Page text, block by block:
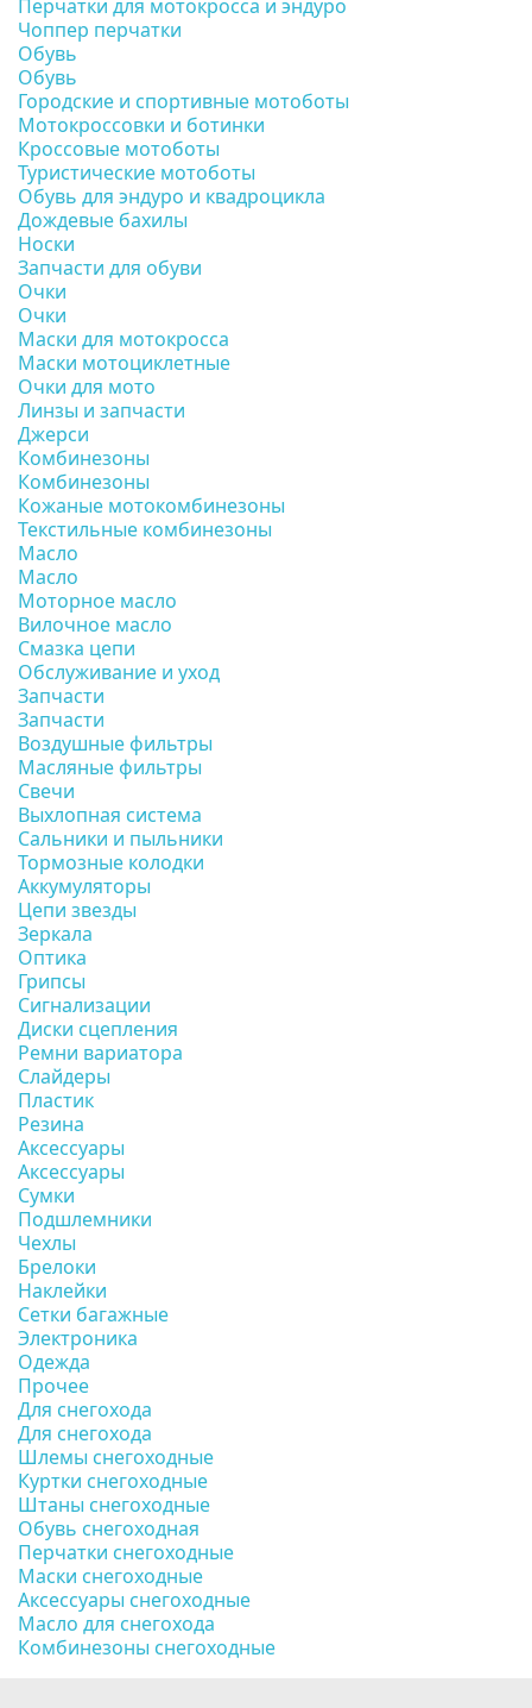
Перчатки для мотокросса и эндуро
Чоппер перчатки
Обувь
Обувь
Городские и спортивные мотоботы
Мотокроссовки и ботинки
Кроссовые мотоботы
Туристические мотоботы
Обувь для эндуро и квадроцикла
Дождевые бахилы
Носки
Запчасти для обуви
Очки
Очки
Маски для мотокросса
Маски мотоциклетные
Очки для мото
Линзы и запчасти
Джерси
Комбинезоны
Комбинезоны
Кожаные мотокомбинезоны
Текстильные комбинезоны
Масло
Масло
Моторное масло
Вилочное масло
Смазка цепи
Обслуживание и уход
Запчасти
Запчасти
Воздушные фильтры
Масляные фильтры
Свечи
Выхлопная система
Сальники и пыльники
Тормозные колодки
Аккумуляторы
Цепи звезды
Зеркала
Оптика
Грипсы
Сигнализации
Диски сцепления
Ремни вариатора
Слайдеры
Пластик
Резина
Аксессуары
Аксессуары
Сумки
Подшлемники
Чехлы
Брелоки
Наклейки
Сетки багажные
Электроника
Одежда
Прочее
Для снегохода
Для снегохода
Шлемы снегоходные
Куртки снегоходные
Штаны снегоходные
Обувь снегоходная
Перчатки снегоходные
Маски снегоходные
Аксессуары снегоходные
Масло для снегохода
Комбинезоны снегоходные